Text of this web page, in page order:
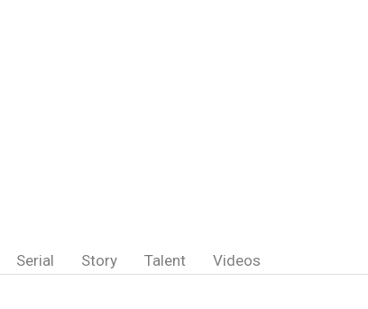
Serial Story Talent Videos